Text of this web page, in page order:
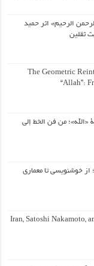
الرحیم» اثر حمید
ثقلین
The Geometric
“Allah”:
«الله»؛ من فن الخط إلى
از خوشنویسی تا معماری
Iran, Satoshi Nakamoto,